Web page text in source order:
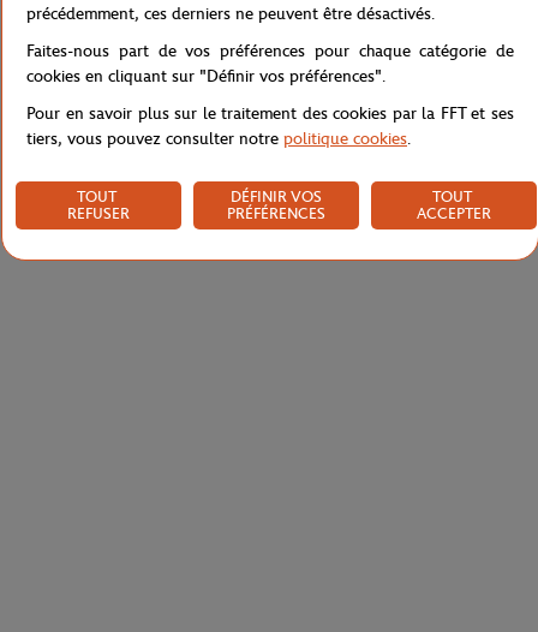
Livraison et retours
précédemment, ces derniers ne peuvent être désactivés.
Faites-nous part de vos préférences pour chaque catégorie de
cookies en cliquant sur "Définir vos préférences".
Pour en savoir plus sur le traitement des cookies par la FFT et ses
tiers, vous pouvez consulter notre politique cookies.
TOUT
REFUSER
DÉFINIR VOS
PRÉFÉRENCES
TOUT
ACCEPTER